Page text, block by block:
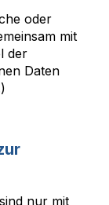
oder
mit
der
Daten
nur mit